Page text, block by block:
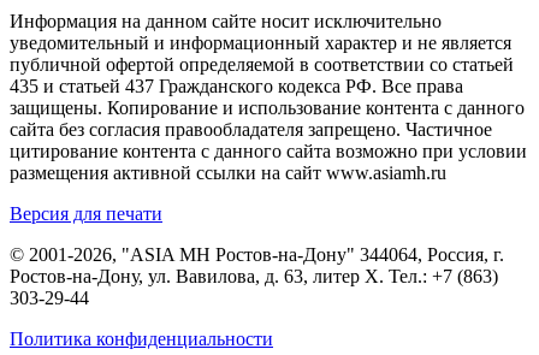
Информация на данном сайте носит исключительно
уведомительный и информационный характер и не является
публичной офертой определяемой в соответствии со статьей
435 и статьей 437 Гражданского кодекса РФ. Все права
защищены. Копирование и использование контента с данного
сайта без согласия правообладателя запрещено. Частичное
цитирование контента с данного сайта возможно при условии
размещения активной ссылки на сайт www.asiamh.ru
Версия для печати
© 2001-2026, "ASIA MH Ростов-на-Дону" 344064, Россия, г.
Ростов-на-Дону, ул. Вавилова, д. 63, литер Х. Тел.: +7 (863)
303-29-44
Политика конфиденциальности